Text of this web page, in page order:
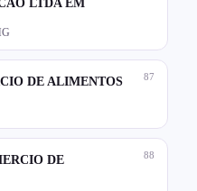
87
DE ALIMENTOS
88
DE